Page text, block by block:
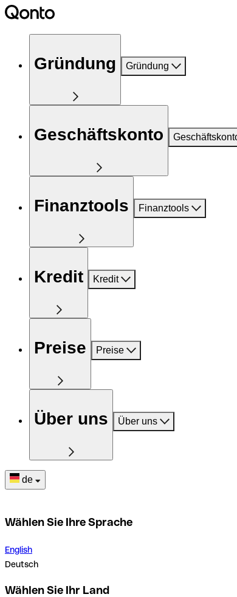
Gründung Gründung
Geschäftskonto
Finanztools Finanztools
Kredit Kredit
Preise Preise
Über uns Über uns
de
Wählen Sie Ihre Sprache
English
Deutsch
Wählen Sie Ihr Land